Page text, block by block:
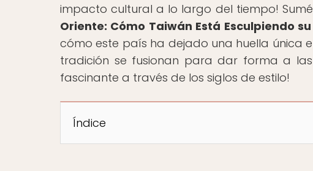
impacto cultural a lo largo del tiempo!
Oriente: Cómo Taiwán Está Esculpiendo
cómo este país ha dejado una huella única
tradición se fusionan para dar forma a
fascinante a través de los siglos de estilo!
Índice